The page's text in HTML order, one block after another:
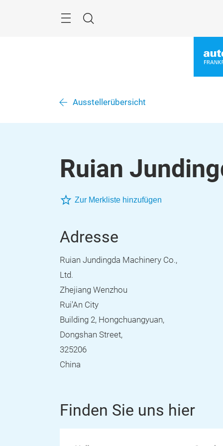
Suche
Ausstellerübersicht
Ruian
Zur Merkliste hinzufügen
Adresse
Ruian Jundingda Machinery Co.,
Ltd.
Zhejiang Wenzhou
Rui'An City
Building 2, Hongchuangyuan,
Dongshan Street,
325206
China
Finden Sie uns hier